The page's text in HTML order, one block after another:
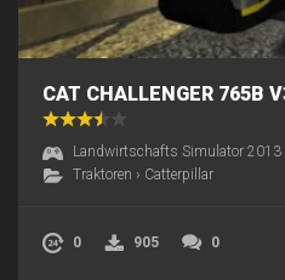
CAT CHALLENGER 765B
Landwirtschafts Simulator 2013
Traktoren › Catterpillar
0 905 0